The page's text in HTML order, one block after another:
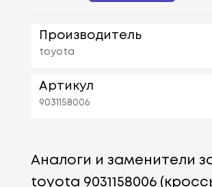
Производитель
toyota
Артикул
9031158006
Аналоги и заменители
toyota 9031158006